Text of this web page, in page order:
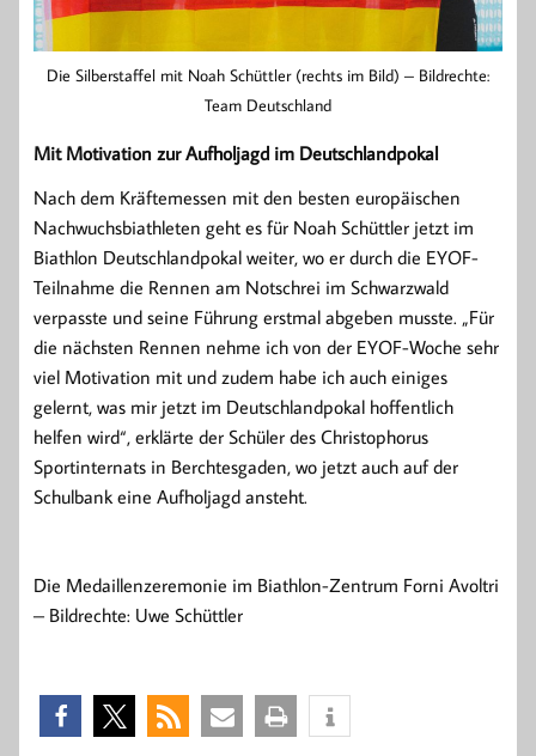
Die Silberstaffel mit Noah Schüttler (rechts im Bild) – Bildrechte:
Team Deutschland
Mit Motivation zur Aufholjagd im Deutschlandpokal
Nach dem Kräftemessen mit den besten europäischen
Nachwuchsbiathleten geht es für Noah Schüttler jetzt im
Biathlon Deutschlandpokal weiter, wo er durch die EYOF-
Teilnahme die Rennen am Notschrei im Schwarzwald
verpasste und seine Führung erstmal abgeben musste. „Für
die nächsten Rennen nehme ich von der EYOF-Woche sehr
viel Motivation mit und zudem habe ich auch einiges
gelernt, was mir jetzt im Deutschlandpokal hoffentlich
helfen wird“, erklärte der Schüler des Christophorus
Sportinternats in Berchtesgaden, wo jetzt auch auf der
Schulbank eine Aufholjagd ansteht.
Die Medaillenzeremonie im Biathlon-Zentrum Forni Avoltri
– Bildrechte: Uwe Schüttler